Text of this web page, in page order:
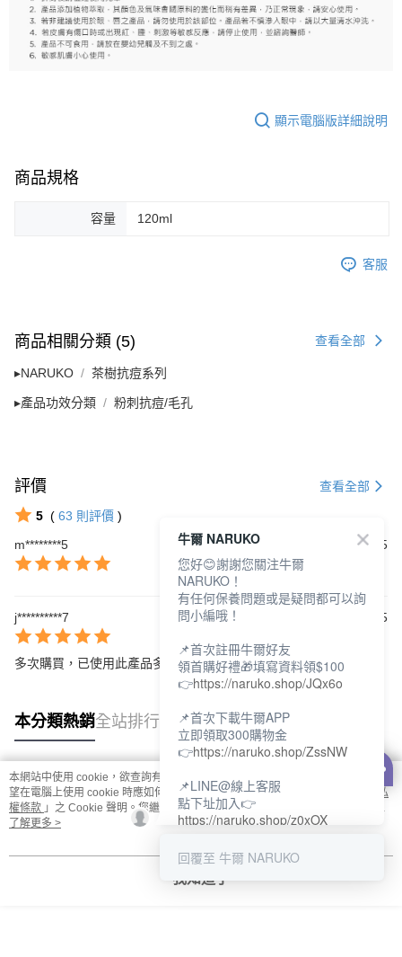
顯示電腦版詳細說明
商品規格
容量 120ml
客服
商品相關分類 (5) 查看全部
▸NARUKO 茶樹抗痘系列
▸產品功效分類 粉刺抗痘/毛孔
評價 查看全部
5 ( 63 則評價 )
m********5
2026/05/15
j**********7 2026/03/15
多次購買，已使用此產品多年了👍
本分類熱銷全站排行
熱門標籤
本網站中使用 cookie，欲查詢有關本網站使用 cookie 方式之詳情，及若您不希
望在電腦上使用 cookie 時應如何變更電腦的 cookie 設定，請參閱本網站「
隱私
權條款 」之 Cookie 聲明。您繼續使用本網站即表示您同意本公司得按本網站使
用條款之 Cookie 聲明使用 cookie。
了解更多 >
我知道了
牛爾 NARUKO
您好😊謝謝您關注牛爾
NARUKO！
有任何保養問題或是疑問都可以詢
問小編哦！
📌首次註冊牛爾好友
領首購好禮🎁填寫資料領$100
👉https://naruko.shop/JQx6o
📌首次下載牛爾APP
立即領取300購物金
👉https://naruko.shop/ZssNW
📌LINE@線上客服
點下址加入👉
https://naruko.shop/z0xOX
📌電話客服：02-26581707
18:00
回覆至 牛爾 NARUKO